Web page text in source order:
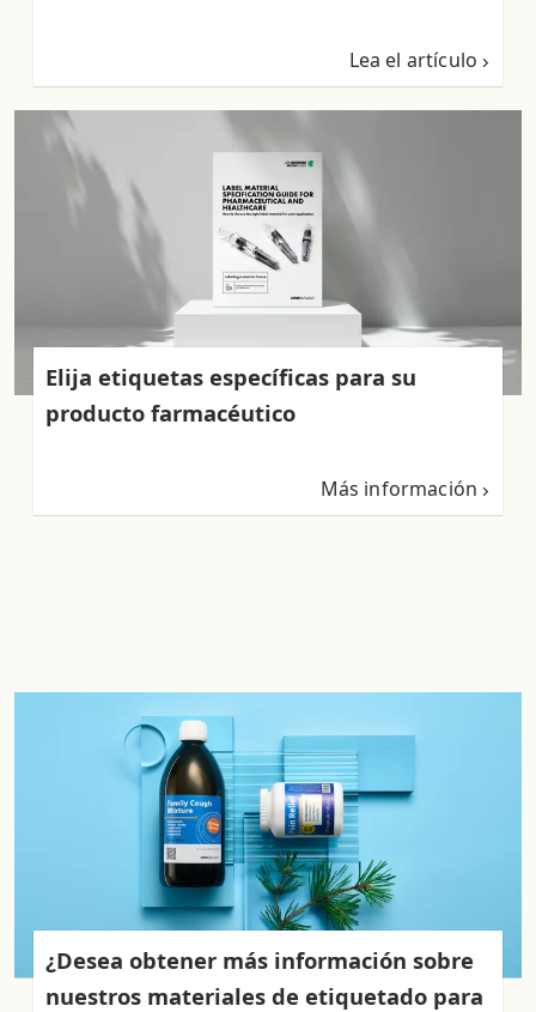
Lea el artículo
Elija etiquetas específicas para su
producto farmacéutico
Más información
¿Desea obtener más información sobre
nuestros materiales de etiquetado para